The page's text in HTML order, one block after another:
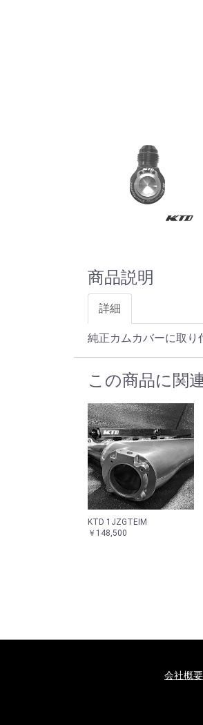
商品説明
詳細
純正カムカバーに取り
この商品に関
KTD 1JZGTEIM
￥148,500
会社概要